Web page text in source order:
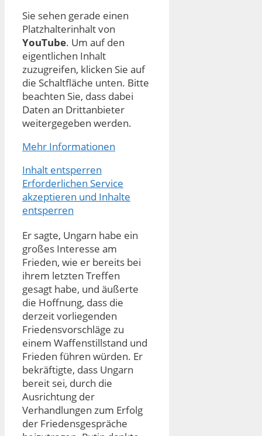
Sie sehen gerade einen
Platzhalterinhalt von
YouTube. Um auf den
eigentlichen Inhalt
zuzugreifen, klicken Sie auf
die Schaltfläche unten. Bitte
beachten Sie, dass dabei
Daten an Drittanbieter
weitergegeben werden.
Mehr Informationen
Inhalt entsperren
Erforderlichen Service
akzeptieren und Inhalte
entsperren
Er sagte, Ungarn habe ein
großes Interesse am
Frieden, wie er bereits bei
ihrem letzten Treffen
gesagt habe, und äußerte
die Hoffnung, dass die
derzeit vorliegenden
Friedensvorschläge zu
einem Waffenstillstand und
Frieden führen würden. Er
bekräftigte, dass Ungarn
bereit sei, durch die
Ausrichtung der
Verhandlungen zum Erfolg
der Friedensgespräche